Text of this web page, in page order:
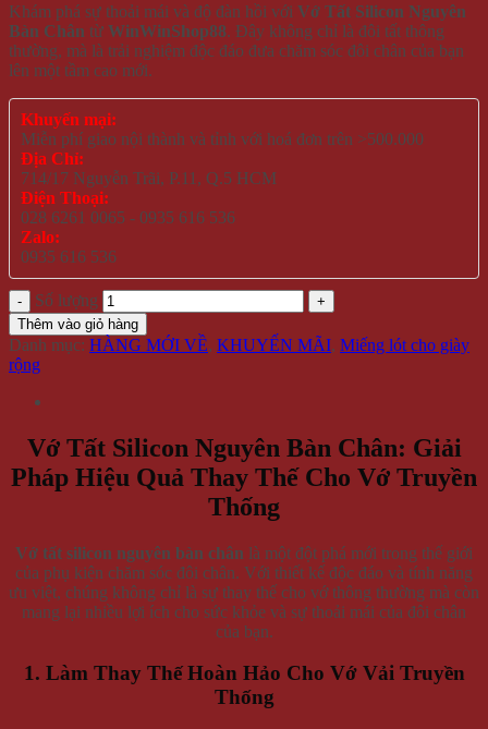
Khám phá sự thoải mái và độ đàn hồi với Vớ Tất Silicon Nguyên
Bàn Chân từ WinWinShop88. Đây không chỉ là đôi tất thông
thường, mà là trải nghiệm độc đáo đưa chăm sóc đôi chân của bạn
lên một tầm cao mới.
Khuyến mại:
Miễn phí giao nội thành và tỉnh với hoá đơn trên >500.000
Địa Chỉ:
714/17 Nguyễn Trãi, P.11, Q.5 HCM
Điện Thoại:
028 6261 0065 - 0935 616 536
Zalo:
0935 616 536
Số lượng
Thêm vào giỏ hàng
Danh mục: HÀNG MỚI VỀ, KHUYẾN MÃI, Miếng lót cho giày
rộng
Vớ Tất Silicon Nguyên Bàn Chân: Giải
Pháp Hiệu Quả Thay Thế Cho Vớ Truyền
Thống
Vớ tất silicon nguyên bàn chân là một đột phá mới trong thế giới
của phụ kiện chăm sóc đôi chân. Với thiết kế độc đáo và tính năng
ưu việt, chúng không chỉ là sự thay thế cho vớ thông thường mà còn
mang lại nhiều lợi ích cho sức khỏe và sự thoải mái của đôi chân
của bạn.
1. Làm Thay Thế Hoàn Hảo Cho Vớ Vải Truyền
Thống